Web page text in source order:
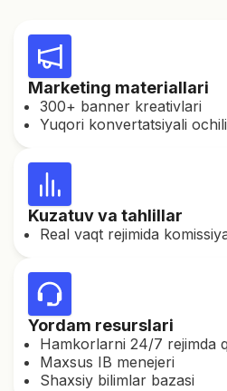
Marketing materiallari
300+ banner kreativlari
Yuqori konvertatsiyali
Kuzatuv va tahlillar
Real vaqt rejimida
Yordam resurslari
Hamkorlarni 24/7 rejimda
Maxsus IB menejeri
Shaxsiy bilimlar bazasi